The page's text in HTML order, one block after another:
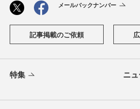
メールバックナンバー
記事掲載のご依頼
特集 ニ